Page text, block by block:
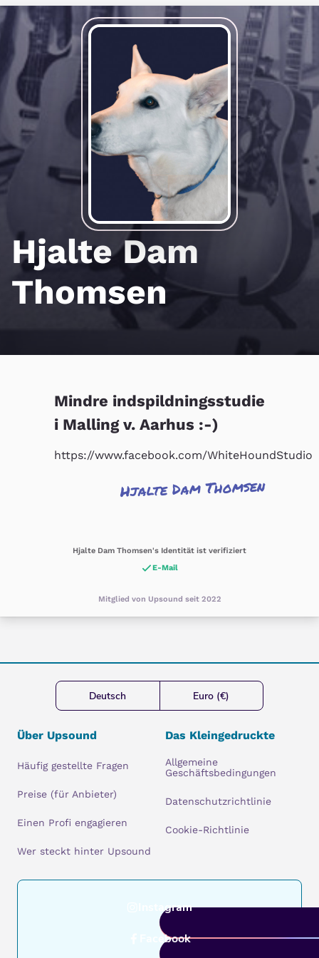
Hjalte Dam
Thomsen
Mindre indspildningsstudie
i Malling v. Aarhus :-)
https://www.facebook.com/WhiteHoundStudio
Hjalte Dam Thomsen
Hjalte Dam Thomsen's Identität ist verifiziert
E-Mail
Mitglied von Upsound seit 2022
Deutsch Euro (€)
Über Upsound
Häufig gestellte Fragen
Preise (für Anbieter)
Einen Profi engagieren
Wer steckt hinter Upsound
Das Kleingedruckte
Allgemeine
Geschäftsbedingungen
Datenschutzrichtlinie
Cookie-Richtlinie
Instagram
Facebook